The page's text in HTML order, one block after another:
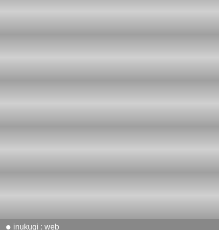
● inukugi : web